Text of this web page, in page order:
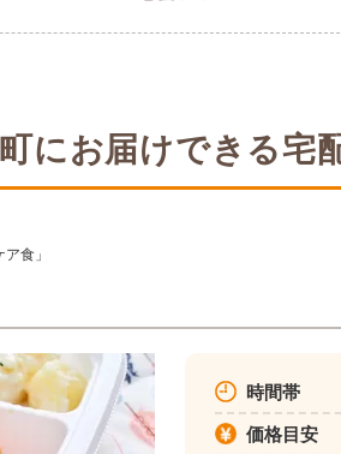
にお届けできる宅
食」
時間帯
価格目安